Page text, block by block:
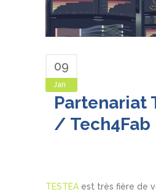
09
Jan
Partenariat
/ Tech4Fab
TESTEA est très fière de